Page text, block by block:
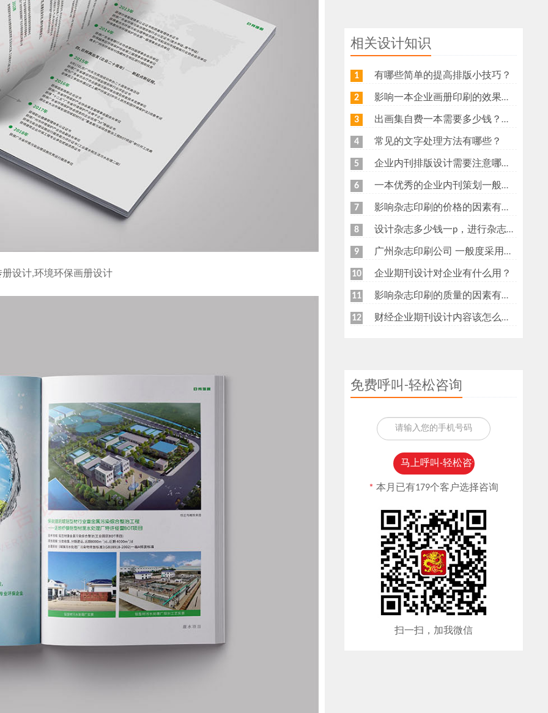
册设计,环境环保画册设计
相关设计知识
1 有哪些简单的提高排版小技巧？
2 影响一本企业画册印刷的效果因素有哪些？
3 出画集自费一本需要多少钱？出书费用是多少
4 常见的文字处理方法有哪些？
5 企业内刊排版设计需要注意哪些问题？
6 一本优秀的企业内刊策划一般有哪些内容呢？
7 影响杂志印刷的价格的因素有哪些？
8 设计杂志多少钱一p，进行杂志设计的具体作用又有哪些？
9 广州杂志印刷公司 一般度采用什么纸张印刷杂志呢？
10 企业期刊设计对企业有什么用？
11 影响杂志印刷的质量的因素有哪些？
12 财经企业期刊设计内容该怎么策划？
免费呼叫-轻松咨询
*本月已有179个客户选择咨询
扫一扫，加我微信